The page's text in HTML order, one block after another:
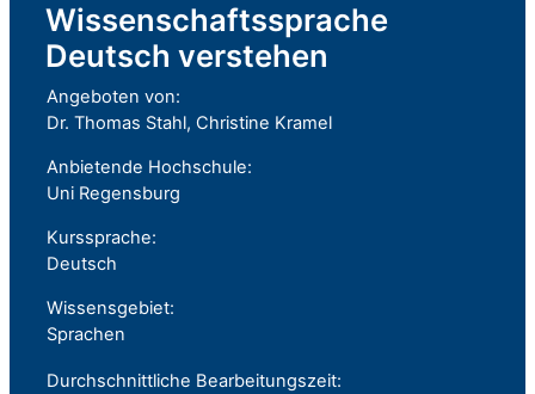
Wissenschaftssprache
Deutsch verstehen
Angeboten von:
Dr. Thomas Stahl, Christine Kramel
Anbietende Hochschule:
Uni Regensburg
Kurssprache:
Deutsch
Wissensgebiet:
Sprachen
Durchschnittliche Bearbeitungszeit: